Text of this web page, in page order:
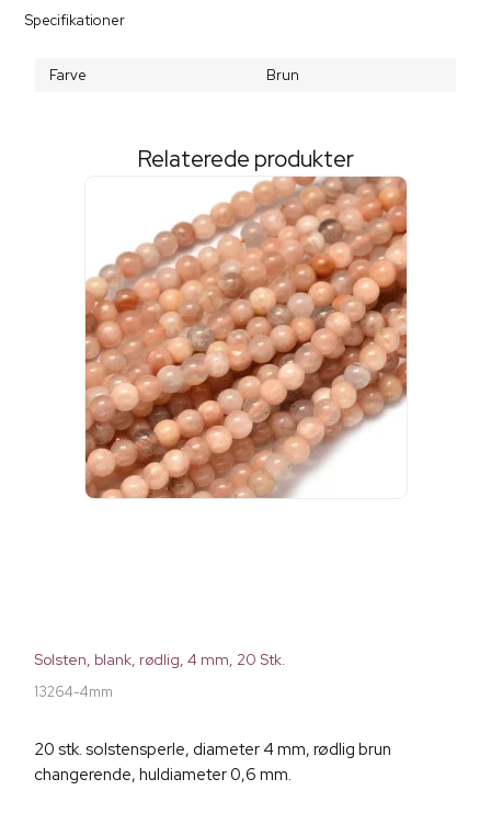
Specifikationer
Farve Brun
Relaterede produkter
Solsten, blank, rødlig, 4 mm, 20 Stk.
13264-4mm
20 stk. solstensperle, diameter 4 mm, rødlig brun
changerende, huldiameter 0,6 mm.